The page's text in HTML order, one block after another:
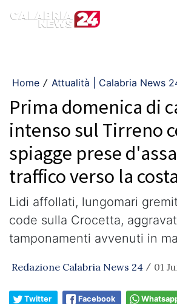
Home / Attualità | Calabria News
Prima domenica di
intenso sul Tirreno
spiagge prese
traffico verso la costa
Lidi affollati, lungomari
code sulla Crocetta,
tamponamenti avvenuti in
Redazione Calabria News 24 / 01
Twitter Facebook